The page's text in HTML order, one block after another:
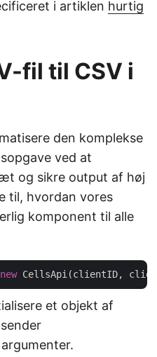
i artiklen hurtig
fil til CSV i
den komplekse
ved at
og sikre output af høj
til, hvordan vores
komponent til alle
new
et objekt af